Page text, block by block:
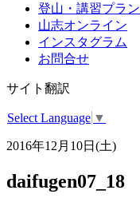
登山・講習プラン
山志オンライン
インスタグラム
お問合せ
サイト翻訳
Select Language ▼
2016年12月10日(土)
daifugen07_18